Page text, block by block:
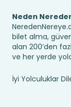
Neden
bilet alma,
alan 200’den
ve her yerde
İyi Yolculuklar